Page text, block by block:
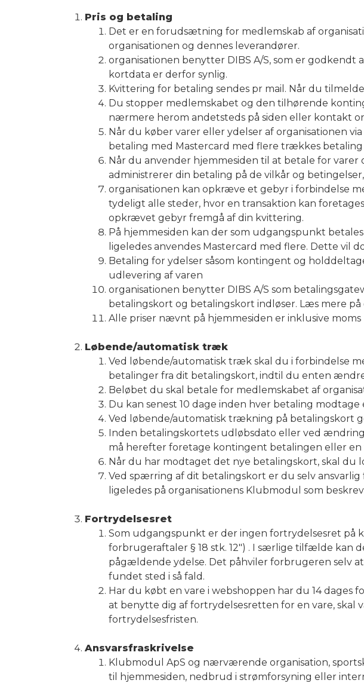
Pris og betaling
Det er en forudsætning for medlemskab af
organisationen og dennes leverandører.
organisationen benytter DIBS A/S, som er godkendt
kortdata er derfor synlig.
Kvittering for betaling sendes pr mail. Når du
Du stopper medlemskabet og den tilhørende
nærmere herom andetsteds på siden eller kontakt
Når du køber varer eller ydelser af organisationen
betaling med Mastercard med flere trækkes
Når du anvender hjemmesiden til at betale for varer
administrerer din betaling på de vilkår og
organisationen kan opkræve et gebyr i forbindelse
tydeligt alle steder, hvor en transaktion kan
opkrævet gebyr fremgå af din kvittering.
På hjemmesiden kan der som udgangspunkt
ligeledes anvendes Mastercard med flere. Dette vil
Betaling for ydelser såsom kontingent og
udlevering af varen
organisationen benytter DIBS A/S som
betalingskort og betalingskort indløser. Læs mere
Alle priser nævnt på hjemmesiden er inklusive
Løbende/automatisk træk
Ved løbende/automatisk træk skal du i forbindelse
betalinger fra dit betalingskort, indtil du enten
Beløbet du skal betale for medlemskabet af
Du kan senest 10 dage inden hver betaling
Ved løbende/automatisk trækning på betalingskort
Inden betalingskortets udløbsdato eller ved
må herefter foretage kontingent betalingen eller
Når du har modtaget det nye betalingskort, skal du
Ved spærring af dit betalingskort er du selv
ligeledes på organisationens Klubmodul som
Fortrydelsesret
Som udgangspunkt er der ingen fortrydelsesret på
forbrugeraftaler § 18 stk. 12") . I særlige tilfælde
pågældende ydelse. Det påhviler forbrugeren selv
fundet sted i så fald.
Har du købt en vare i webshoppen har du 14
at benytte dig af fortrydelsesretten for en vare, skal
fortrydelsesfristen.
Ansvarsfraskrivelse
Klubmodul ApS og nærværende organisation,
til hjemmesiden, nedbrud i strømforsyning eller